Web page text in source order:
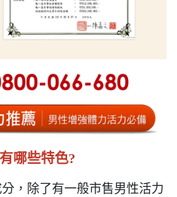
哪些特色?
，除了有一般市售男性活力